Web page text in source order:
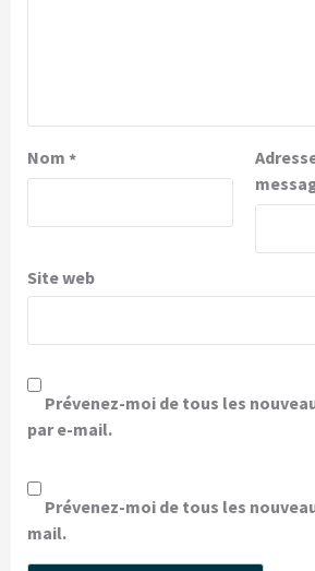
Nom *
Site web
Prévenez-moi de tous les
par e-mail.
Prévenez-moi de tous les
mail.